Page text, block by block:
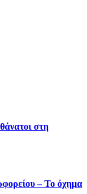
στη
– Το όχημα